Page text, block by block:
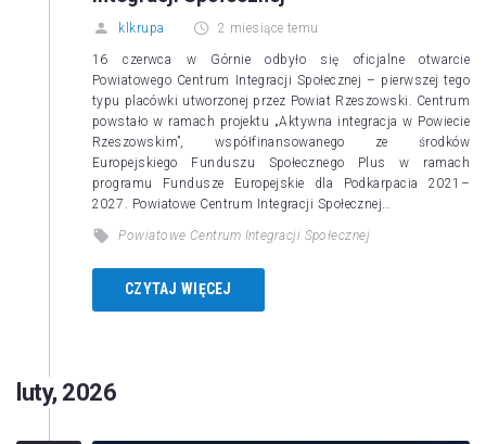
klkrupa 2 miesiące temu
16 czerwca w Górnie odbyło się oficjalne otwarcie
Powiatowego Centrum Integracji Społecznej – pierwszej tego
typu placówki utworzonej przez Powiat Rzeszowski. Centrum
powstało w ramach projektu „Aktywna integracja w Powiecie
Rzeszowskim”, współfinansowanego ze środków
Europejskiego Funduszu Społecznego Plus w ramach
programu Fundusze Europejskie dla Podkarpacia 2021–
2027. Powiatowe Centrum Integracji Społecznej…
Powiatowe Centrum Integracji Społecznej
CZYTAJ WIĘCEJ
luty, 2026